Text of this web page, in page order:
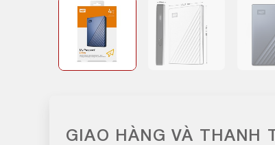
GIAO HÀNG VÀ THANH